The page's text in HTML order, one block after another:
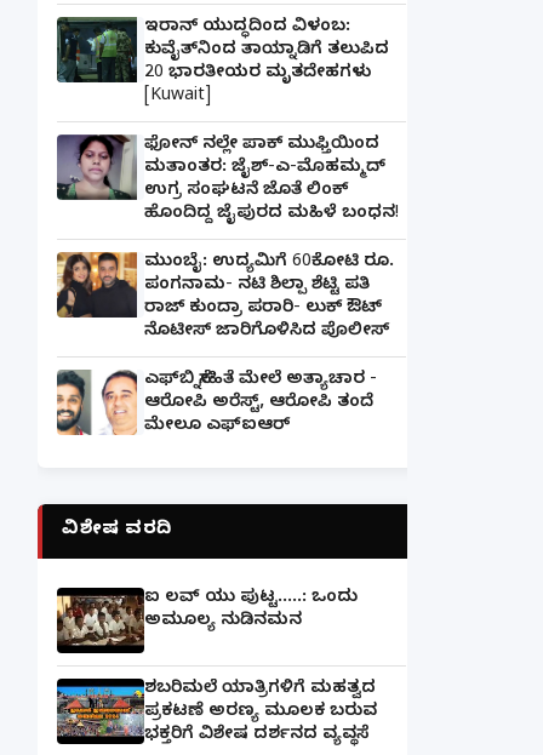
ಇರಾನ್ ಯುದ್ಧದಿಂದ ವಿಳಂಬ:
ಕುವೈತ್‌ನಿಂದ ತಾಯ್ನಾಡಿಗೆ ತಲುಪಿದ
20 ಭಾರತೀಯರ ಮೃತದೇಹಗಳು
[Kuwait]
ಫೋನ್ ನಲ್ಲೇ ಪಾಕ್ ಮುಫ್ತಿಯಿಂದ
ಮತಾಂತರ: ಜೈಶ್-ಎ-ಮೊಹಮ್ಮದ್
ಉಗ್ರ ಸಂಘಟನೆ ಜೊತೆ ಲಿಂಕ್
ಹೊಂದಿದ್ದ ಜೈಪುರದ ಮಹಿಳೆ ಬಂಧನ!
ಮುಂಬೈ: ಉದ್ಯಮಿಗೆ 60ಕೋಟಿ ರೂ.
ಪಂಗನಾಮ- ನಟಿ ಶಿಲ್ಪಾ ಶೆಟ್ಟಿ ಪತಿ
ರಾಜ್ ಕುಂದ್ರಾ ಪರಾರಿ- ಲುಕ್ ಔಟ್
ನೊಟೀಸ್ ಜಾರಿಗೊಳಿಸಿದ ಪೊಲೀಸ್
ಎಫ್‌ಬಿ ಸ್ನೇಹಿತೆ ಮೇಲೆ ಅತ್ಯಾಚಾರ -
ಆರೋಪಿ ಅರೆಸ್ಟ್, ಆರೋಪಿ ತಂದೆ
ಮೇಲೂ ಎಫ್ಐಆರ್
ವಿಶೇಷ ವರದಿ
ಐ ಲವ್ ಯು ಪುಟ್ಟ.....: ಒಂದು
ಅಮೂಲ್ಯ ನುಡಿನಮನ
ಶಬರಿಮಲೆ ಯಾತ್ರಿಗಳಿಗೆ ಮಹತ್ವದ
ಪ್ರಕಟಣೆ ಅರಣ್ಯ ಮೂಲಕ ಬರುವ
ಭಕ್ತರಿಗೆ ವಿಶೇಷ ದರ್ಶನದ ವ್ಯವಸ್ಥೆ